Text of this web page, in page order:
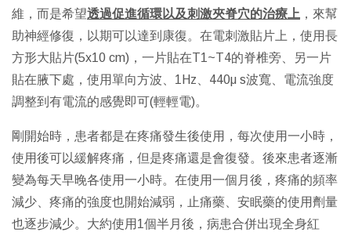
維，而是希望透過促進循環以及刺激夾脊穴的治療上 ，來幫
助神經修復，以期可以達到康復。在電刺激貼片上，使用長
方形大貼片(5x10 cm)，一片貼在T1~T4的脊椎旁、另一片
貼在腋下處，使用單向方波、1Hz、440μ s波寬、電流強度
調整到有電流的感覺即可(輕輕電)。
剛開始時，患者都是在疼痛發生後使用，每次使用一小時，
使用後可以緩解疼痛，但是疼痛還是會復發。後來患者逐漸
變為每天早晚各使用一小時。在使用一個月後，疼痛的頻率
減少、疼痛的強度也開始減弱，止痛藥、安眠藥的使用劑量
也逐步減少。大約使用1個半月後，病患合併出現全身紅